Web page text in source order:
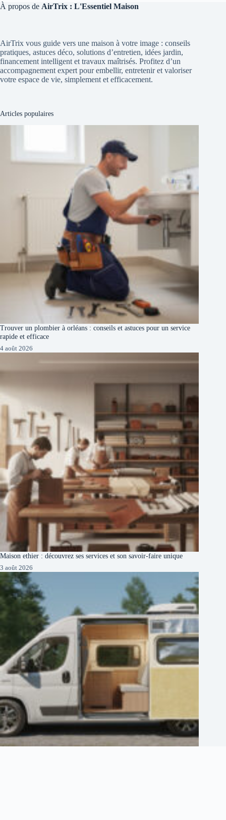
À propos de AirTrix : L'Essentiel Maison
AirTrix vous guide vers une maison à votre image : conseils
pratiques, astuces déco, solutions d’entretien, idées jardin,
financement intelligent et travaux maîtrisés. Profitez d’un
accompagnement expert pour embellir, entretenir et valoriser
votre espace de vie, simplement et efficacement.
Articles populaires
Trouver un plombier à orléans : conseils et astuces pour un service
rapide et efficace
4 août 2026
Maison ethier : découvrez ses services et son savoir-faire unique
3 août 2026